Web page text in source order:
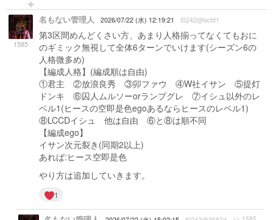
1585
名もない管理人 2026/07/22 (水) 12:19:21 f0242@bcfd1
第3区間めんどくさい方、あまり人格揃ってなくてもおに
のギミック無視して全体6ターンでいけます(シーズン6の
人格微多め)
【編成人格】(編成順は自由)
①君主 ②放浪良秀 ③卯ファウ ④W社イサン ⑤提灯
ドンキ ⑥囚人ムルソーorランプグレ ⑦イシュ以外のレ
ベル1(ヒースの空即是色egoあるならヒースのレベル1)
⑧LCCDイシュ 他は自由 ⑥と⑧は順不同
【編成ego】
イサン次元裂き(同期2以上)
あれば:ヒース空即是色
やり方は追加していきます。
1